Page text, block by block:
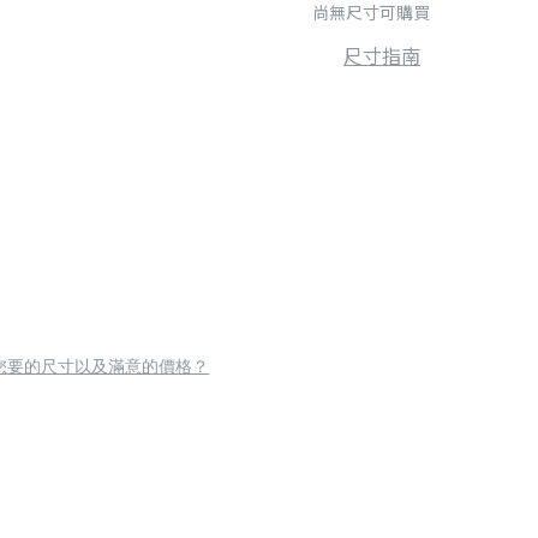
尚無尺寸可購買
尺寸指南
要的尺寸以及滿意的價格？